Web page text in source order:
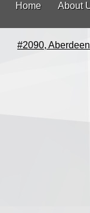
Home About
#2090,